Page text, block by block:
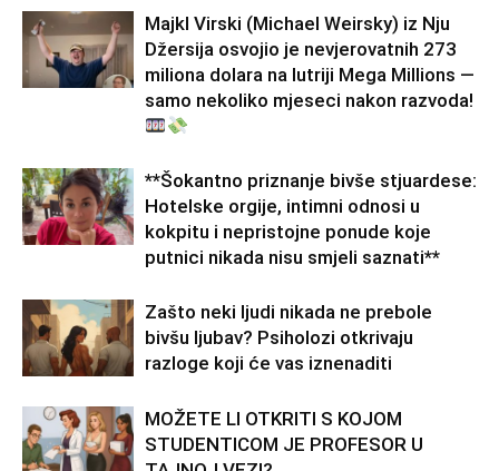
Majkl Virski (Michael Weirsky) iz Nju
Džersija osvojio je nevjerovatnih 273
miliona dolara na lutriji Mega Millions —
samo nekoliko mjeseci nakon razvoda!
**Šokantno priznanje bivše stjuardese:
Hotelske orgije, intimni odnosi u
kokpitu i nepristojne ponude koje
putnici nikada nisu smjeli saznati**
Zašto neki ljudi nikada ne prebole
bivšu ljubav? Psiholozi otkrivaju
razloge koji će vas iznenaditi
MOŽETE LI OTKRITI S KOJOM
STUDENTICOM JE PROFESOR U